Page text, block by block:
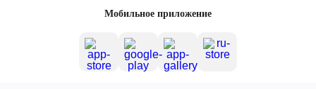
Мобильное приложение